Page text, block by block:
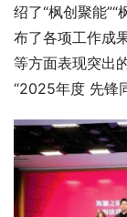
绍了“枫创聚能”“
布了各项工作成
等方面表现突出
“2025年度 先锋